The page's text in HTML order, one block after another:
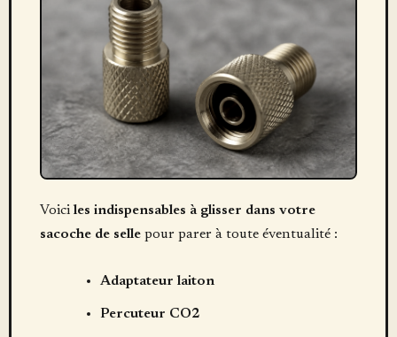
Voici les indispensables à glisser dans votre
sacoche de sellepour parer à toute éventualité :
Adaptateur laiton
Percuteur CO2